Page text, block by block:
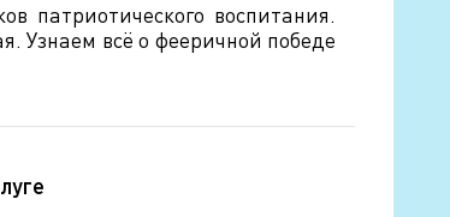
патриотического воспитания.
Узнаем всё о фееричной победе